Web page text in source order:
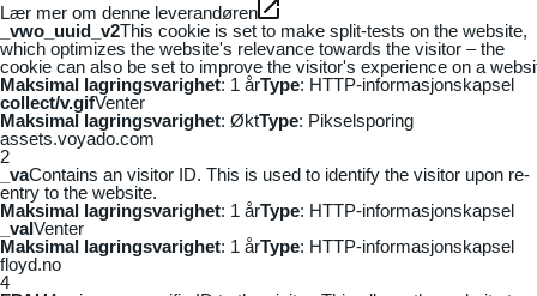
Lær mer om denne leverandøren
_vwo_uuid_v2This cookie is set to make split-tests on the website,
which optimizes the website's relevance towards the visitor – the
cookie can also be set to improve the visitor's experience on a
Maksimal lagringsvarighet: 1 årType: HTTP-informasjonskapsel
collect/v.gifVenter
Maksimal lagringsvarighet: ØktType: Pikselsporing
assets.voyado.com
2
_vaContains an visitor ID. This is used to identify the visitor upon re-
entry to the website.
Maksimal lagringsvarighet: 1 årType: HTTP-informasjonskapsel
_vaIVenter
Maksimal lagringsvarighet: 1 årType: HTTP-informasjonskapsel
floyd.no
4